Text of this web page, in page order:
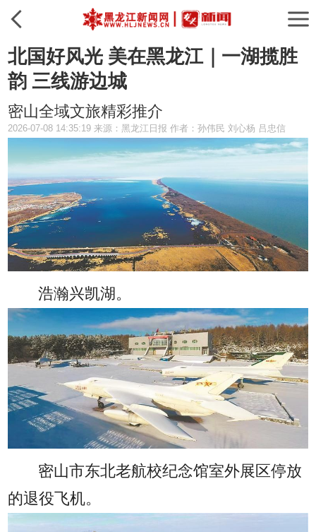
北国好风光 美在黑龙江｜一湖揽胜
韵 三线游边城
密山全域文旅精彩推介
2026-07-08 14:35:19 来源：黑龙江日报 作者：孙伟民 刘心杨 吕忠信
浩瀚兴凯湖。
密山市东北老航校纪念馆室外展区停放
的退役飞机。